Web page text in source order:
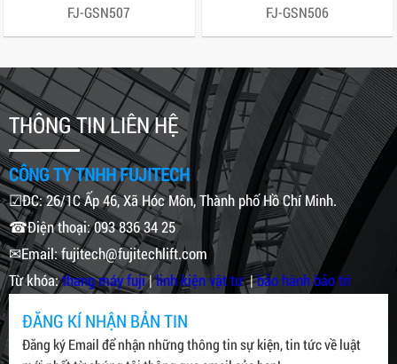
FJ-GSN507 FJ-GSN506
THÔNG TIN LIÊN HỆ
CÔNG TY TNHH FUJITECH
☑ĐC: 26/1C Ấp 46, Xã Hóc Môn, Thành phố Hồ Chí Minh.
☎Điện thoại: 093 836 34 25
✉Email: fujitech@fujitechlift.com
Từ khóa:thang máy fuji|linh kiện vật tư|bảo hành bảo trì
ĐĂNG KÍ NHẬN BẢN TIN
Đăng ký Email để nhận những thông tin sự kiện, tin tức về luật